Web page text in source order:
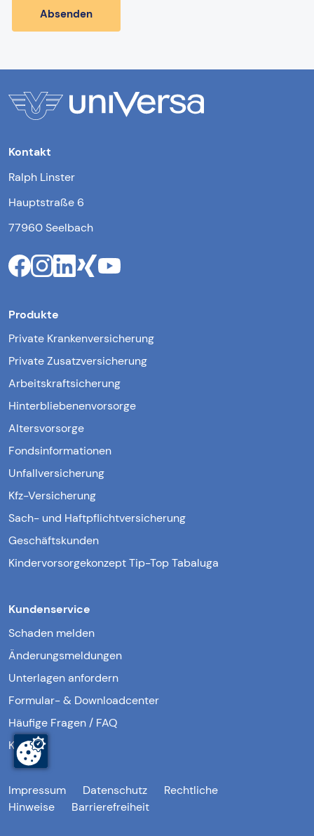
Kontakt
Ralph Linster
Hauptstraße 6
77960 Seelbach
Produkte
Private Krankenversicherung
Private Zusatzversicherung
Arbeitskraftsicherung
Hinterbliebenenvorsorge
Altersvorsorge
Fondsinformationen
Unfallversicherung
Kfz-Versicherung
Sach- und Haftpflichtversicherung
Geschäftskunden
Kindervorsorgekonzept Tip-Top Tabaluga
Kundenservice
Schaden melden
Änderungsmeldungen
Unterlagen anfordern
Formular- & Downloadcenter
Häufige Fragen / FAQ
Kontakt
Impressum Datenschutz
Rechtliche
Hinweise
Barrierefreiheit